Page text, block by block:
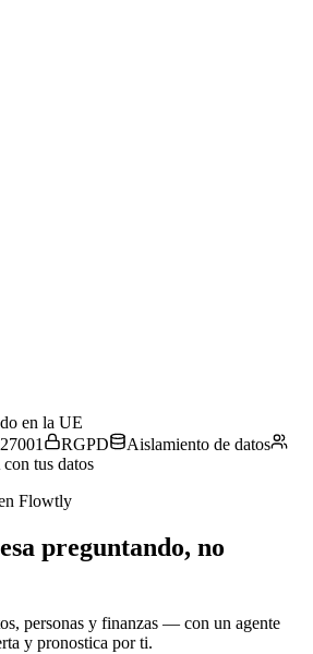
en la UE
RGPD
Aislamiento de datos
tus datos
Flowtly
preguntando, no
personas y finanzas — con un agente
y pronostica por ti.